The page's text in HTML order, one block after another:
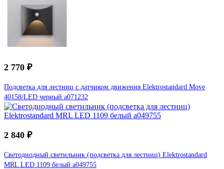
2 770 ₽
Подсветка для лестниц с датчиком движения Elektrostandard Move
40158/LED черный a071232
2 840 ₽
Светодиодный светильник (подсветка для лестниц) Elektrostandard
MRL LED 1109 белый a049755